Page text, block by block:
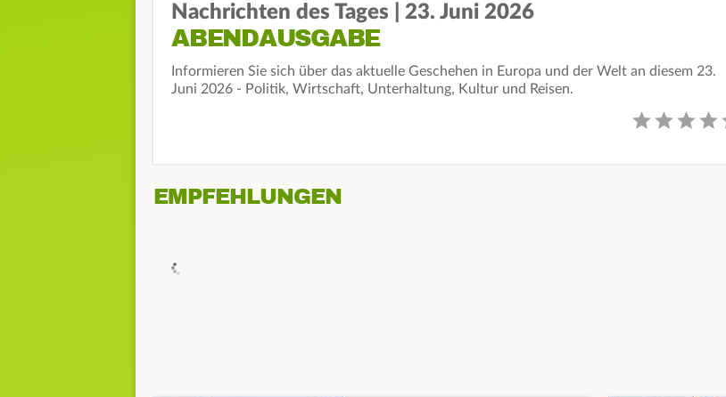
Nachrichten des Tages | 23. Juni 2026
ABENDAUSGABE
Informieren Sie sich über das aktuelle Geschehen in Europa und der Welt an diesem 23.
Juni 2026 - Politik, Wirtschaft, Unterhaltung, Kultur und Reisen.
EMPFEHLUNGEN